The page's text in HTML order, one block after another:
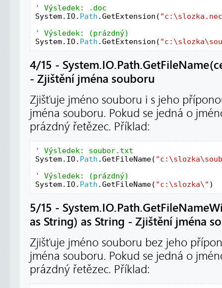
System.IO. Path .GetExtension(
System.IO. Path .GetExtension(
4/15 -
- Zjištění jména souboru
Zjišťuje jméno souboru i s jeho
jména souboru. Pokud se jedná o
prázdný řetězec. Příklad:
System.IO. Path .GetFileName(
System.IO. Path .GetFileName( "c:\slozka\" )
5/15 -
as String) as String - Zjištění jména
Zjišťuje jméno souboru bez jeho
jména souboru. Pokud se jedná o
prázdný řetězec. Příklad: